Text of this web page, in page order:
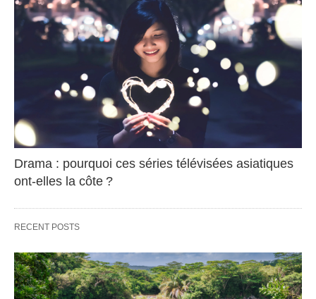
Drama : pourquoi ces séries télévisées asiatiques
ont-elles la côte ?
RECENT POSTS